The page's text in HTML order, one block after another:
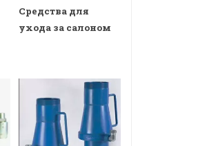
Средства для
ухода за салоном